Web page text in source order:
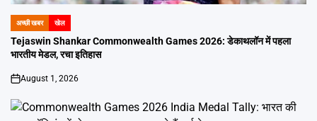
POSTED
IN
अच्छी खबर खेल
Tejaswin Shankar Commonwealth Games 2026: डेकाथलॉन में पहला
भारतीय मेडल, रचा इतिहास
on
August 1, 2026